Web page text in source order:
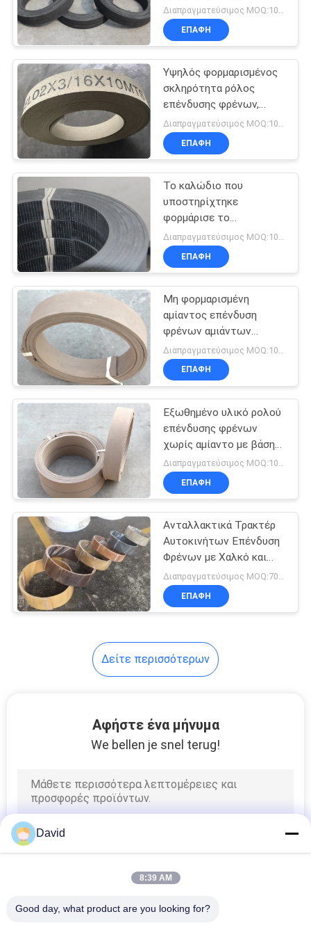
PRIVACY
POLICY
επένδυση φρένων
ρόλων φορμαρισμένη
επένδυση
Διαπραγματεύσιμος MOQ:1000 κλ
ΕΠΑΦΉ
Υψηλός φορμαρισμένος
σκληρότητα ρόλος
επένδυσης φρένων,
επένδυση φρένων
βαρούλκων συνθετικού
λάστιχου
ΕΠΑΦΉ
Το καλώδιο που
υποστηρίχτηκε
φορμάρισε το
λαστιχένιο υλικό
επένδυσης φρένων με
την υψηλή αντοχή
ΕΠΑΦΉ
Μη φορμαρισμένη
αμίαντος επένδυση
φρένων αμιάντων
ελεύθερη για το ελαφρύ
φορτηγό
ΕΠΑΦΉ
Εξωθημένο υλικό ρολού
επένδυσης φρένων
χωρίς αμίαντο με βάση
το καουτσούκ,
εξαιρετικής ποιότητας
Διαπραγματεύσιμος MOQ:100 ρόλοι
ΕΠΑΦΉ
Ανταλλακτικά Τρακτέρ
Αυτοκινήτων Επένδυση
Φρένων με Χαλκό και
Ορείχαλκο για Ταμπούρα
Φρένων και Πέδιλα
Φρένων
Διαπραγματεύσιμος MOQ:700 κλ
ΕΠΑΦΉ
Δείτε περισσότερων
Αφήστε ένα μήνυμα
We bellen je snel terug!
David
8:39 AM
Good day, what product are you looking for?